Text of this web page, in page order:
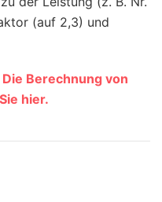
(auf 2,3) und
Berechnung von
hier.